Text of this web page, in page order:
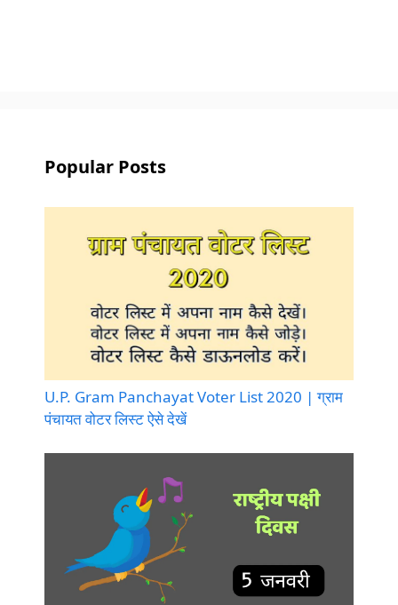
Popular Posts
U.P. Gram Panchayat Voter List 2020 | ग्राम
पंचायत वोटर लिस्ट ऐसे देखें